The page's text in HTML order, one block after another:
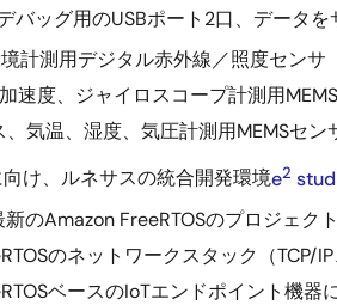
バッグ用のUSBポート2口、データ
計測用デジタル赤外線／照度センサ
速度、ジャイロスコープ計測用
、気温、湿度、気圧計測用MEMSセン
け、ルネサスの統合開発環境e2
のAmazon FreeRTOSのプロジェク
のネットワークスタック（TCP/
ベースのIoTエンドポイント機